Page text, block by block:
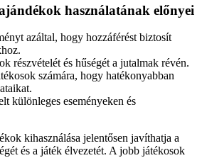
használatának előnyei
azáltal, hogy hozzáférést biztosít
részvételét és hűségét a jutalmak révén.
számára, hogy hatékonyabban
különleges eseményeken és
kihasználása jelentősen javíthatja a
és a játék élvezetét. A jobb játékosok